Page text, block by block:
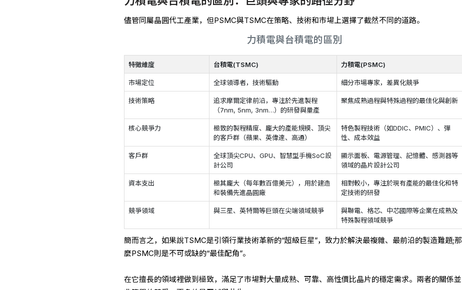
儘管同屬晶圓代工產業，但PSMC與TSMC在策略、技術和市場上選擇了截然不同的道路。
力積電與台積電的區別
特徵維度 台積電(TSMC) 力積電(PSMC)
市場定位 全球領導者，技術驅動 細分市場專家，差異化競爭
技術策略
追求摩爾定律前沿，專注於先進製程
（7nm, 5nm, 3nm…）的研發與量產
聚焦成熟過程與特殊過程的最佳化與創新
核心競爭力
極致的製程精度、龐大的產能規模、頂尖
的客戶群（蘋果、英偉達、高通）
特色製程技術（如DDIC、PMIC）、彈
性、成本效益
客戶群
全球頂尖CPU、GPU、智慧型手機SoC設
計公司
顯示面板、電源管理、記憶體、感測器等
領域的晶片設計公司
資本支出
極其龐大（每年數百億美元），用於建造
和裝備先進晶圓廠
相對較小，專注於現有產能的最佳化和特
定技術的研發
競爭領域 與三星、英特爾等巨頭在尖端領域競爭
與聯電、格芯、中芯國際等企業在成熟及
特殊製程領域競爭
簡而言之，如果說TSMC是引領行業技術革新的“超級巨星”，致力於解決最複雜、最前沿的製造難題;那
麼PSMC則是不可或缺的“最佳配角”。
在它擅長的領域裡做到極致，滿足了市場對大量成熟、可靠、高性價比晶片的穩定需求。兩者的關係並